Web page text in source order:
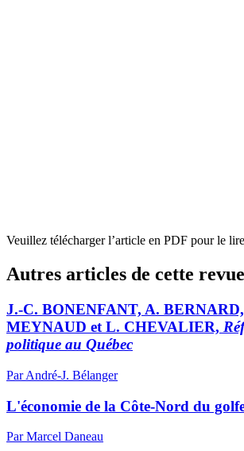
Veuillez télécharger l’article en PDF pour le
Autres articles de cette revue
J.-C. BONENFANT, A.
MEYNAUD et L. CHEVALIER,
politique au Québec
Par André-J. Bélanger
L'économie de la Côte-Nord du
Par Marcel Daneau